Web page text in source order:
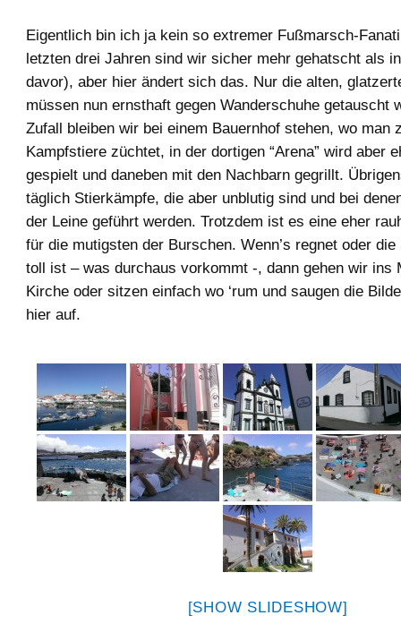
Eigentlich bin ich ja kein so extremer Fußmarsch-
letzten drei Jahren sind wir sicher mehr gehatscht als
davor), aber hier ändert sich das. Nur die alten,
müssen nun ernsthaft gegen Wanderschuhe getauscht
Zufall bleiben wir bei einem Bauernhof stehen, wo man
Kampfstiere züchtet, in der dortigen “Arena” wird aber
gespielt und daneben mit den Nachbarn gegrillt.
täglich Stierkämpfe, die aber unblutig sind und bei
der Leine geführt werden. Trotzdem ist es eine eher
für die mutigsten der Burschen. Wenn’s regnet oder
toll ist – was durchaus vorkommt -, dann gehen wir ins
Kirche oder sitzen einfach wo ‘rum und saugen die
hier auf.
[SHOW SLIDESHOW]